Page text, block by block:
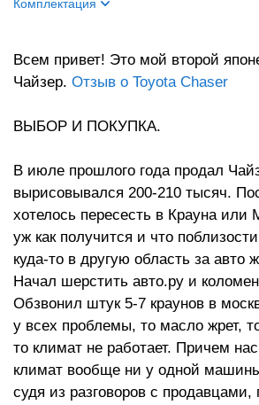
Двигатель
8
Ходовые качества
8
Комплектация
Всем привет! Это мой второй
Чайзер. Отзыв о Toyota Chaser
ВЫБОР И ПОКУПКА.
В июле прошлого года продал
вырисовывался 200-210 тысяч.
хотелось пересесть в Крауна или
уж как получится и что
куда-то в другую область за авто
Начал шерстить авто.ру и
Обзвонил штук 5-7 краунов в
у всех проблемы, то масло жрет,
то климат не работает. Причем
климат вообще ни у одной
судя из разговоров с продавцами,